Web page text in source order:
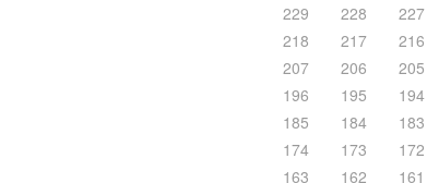
229
228 227
218
217 216
207
206 205
196
195 194
185
184 183
174
173 172
163
162 161